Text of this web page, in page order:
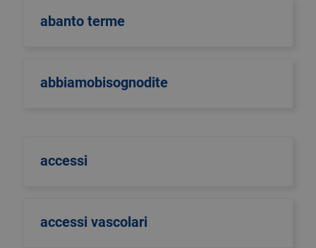
abanto terme
abbiamobisognodite
accessi
accessi vascolari